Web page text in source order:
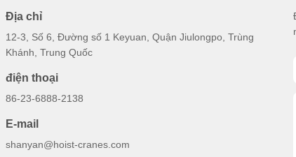
Địa chỉ
12-3, Số 6, Đường số 1 Keyuan, Quận Jiulongpo, Trùng
Khánh, Trung Quốc
điện thoại
86-23-6888-2138
E-mail
shanyan@hoist-cranes.com